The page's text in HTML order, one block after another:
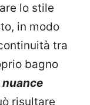
lo stile
in modo
tra
bagno
nuance
risultare